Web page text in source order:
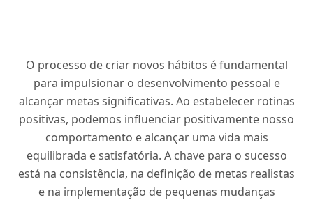
O processo de criar novos hábitos é fundamental
para impulsionar o desenvolvimento pessoal e
alcançar metas significativas. Ao estabelecer rotinas
positivas, podemos influenciar positivamente nosso
comportamento e alcançar uma vida mais
equilibrada e satisfatória. A chave para o sucesso
está na consistência, na definição de metas realistas
e na implementação de pequenas mudanças